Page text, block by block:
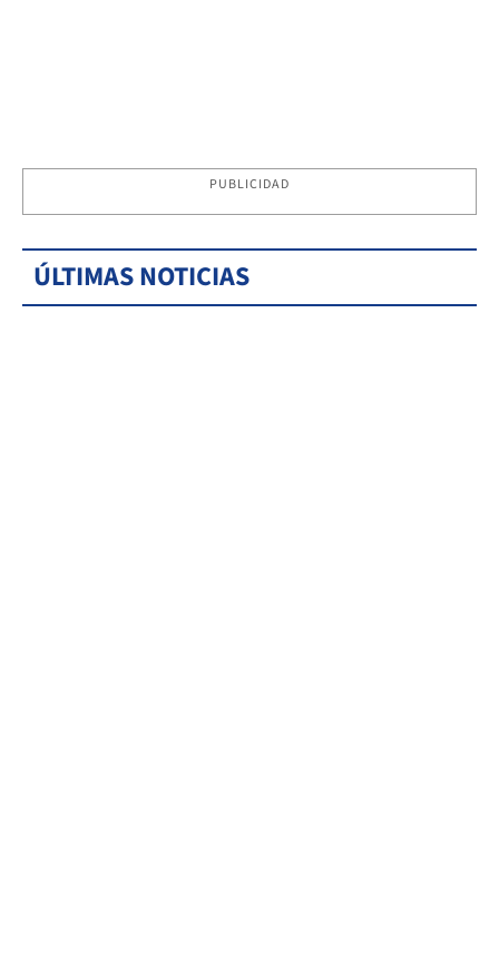
PUBLICIDAD
ÚLTIMAS NOTICIAS